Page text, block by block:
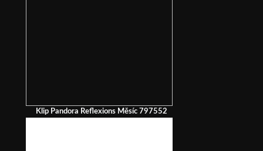
Klip Pandora Reflexions Měsíc 797552